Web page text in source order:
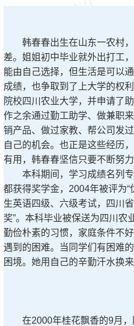
韩春春出生在山东一农村，
差。姐姐初中毕业就外出打工
能由自己选择，但生活是可以
成绩，也争取到了上大学的权
院校四川农业大学，并申请了
作之余通过勤工助学、做兼职
销产品、做过家教、帮公司发
自己的机会。也正是这些经历
有用，韩春春坚信只要不断努
本科期间，学习成绩名列专
都获得奖学金，2004年被评为
生英语四级、六级考试，四川
奖”。本科毕业被保送为四川农
勤俭朴素的习惯，家庭条件不
遇到的困难。当同学们有困难
困境。她用自己的辛勤汗水换
在2000年桂花飘香的9月，